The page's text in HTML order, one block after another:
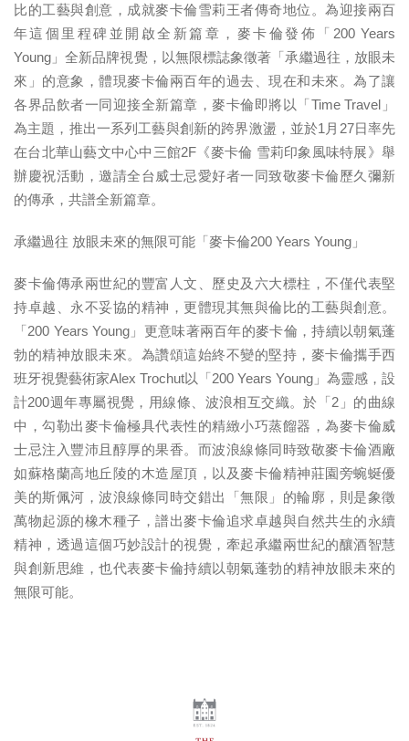
比的工藝與創意，成就麥卡倫雪莉王者傳奇地位。為迎接兩百
年這個里程碑並開啟全新篇章，麥卡倫發佈「200 Years
Young」全新品牌視覺，以無限標誌象徵著「承繼過往，放眼未
來」的意象，體現麥卡倫兩百年的過去、現在和未來。為了讓
各界品飲者一同迎接全新篇章，麥卡倫即將以「Time Travel」
為主題，推出一系列工藝與創新的跨界激盪，並於1月27日率先
在台北華山藝文中心中三館2F《麥卡倫 雪莉印象風味特展》舉
辦慶祝活動，邀請全台威士忌愛好者一同致敬麥卡倫歷久彌新
的傳承，共譜全新篇章。
承繼過往 放眼未來的無限可能「麥卡倫200 Years Young」
麥卡倫傳承兩世紀的豐富人文、歷史及六大標柱，不僅代表堅
持卓越、永不妥協的精神，更體現其無與倫比的工藝與創意。
「200 Years Young」更意味著兩百年的麥卡倫，持續以朝氣蓬
勃的精神放眼未來。為讚頌這始終不變的堅持，麥卡倫攜手西
班牙視覺藝術家Alex Trochut以「200 Years Young」為靈感，設
計200週年專屬視覺，用線條、波浪相互交織。於「2」的曲線
中，勾勒出麥卡倫極具代表性的精緻小巧蒸餾器，為麥卡倫威
士忌注入豐沛且醇厚的果香。而波浪線條同時致敬麥卡倫酒廠
如蘇格蘭高地丘陵的木造屋頂，以及麥卡倫精神莊園旁蜿蜒優
美的斯佩河，波浪線條同時交錯出「無限」的輪廓，則是象徵
萬物起源的橡木種子，譜出麥卡倫追求卓越與自然共生的永續
精神，透過這個巧妙設計的視覺，牽起承繼兩世紀的釀酒智慧
與創新思維，也代表麥卡倫持續以朝氣蓬勃的精神放眼未來的
無限可能。